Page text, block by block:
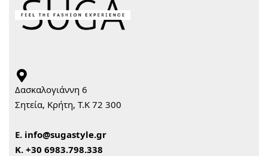
Δασκαλογιάννη 6
Σητεία, Κρήτη, Τ.Κ 72 300
Ε. info@sugastyle.gr
Κ. +30 6983.798.338